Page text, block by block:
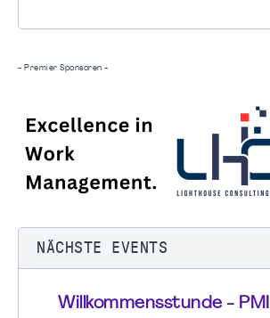
- Premier Sponsoren -
NÄCHSTE EVENTS
Willkommensstunde - PMI